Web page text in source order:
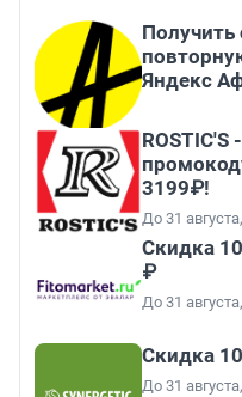
Получить
Яндекс
ROSTIC'S
3199₽!
До 31
Скидка
₽
До 31
Скидка
До 31